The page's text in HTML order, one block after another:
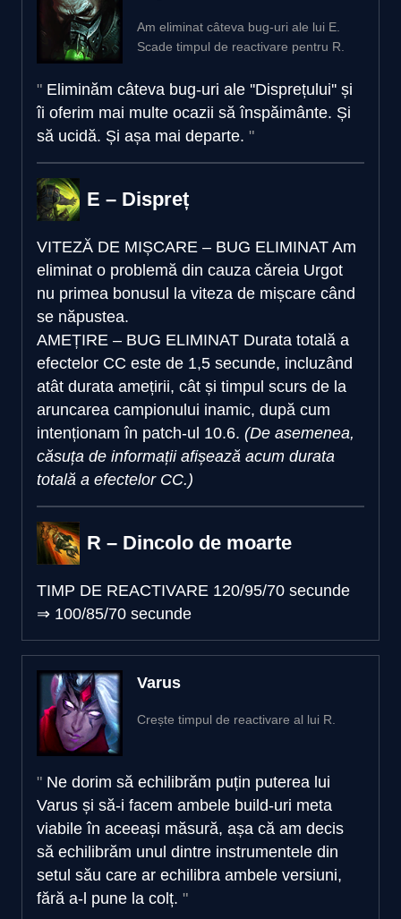
Am eliminat câteva bug-uri ale lui E.
Scade timpul de reactivare pentru R.
Eliminăm câteva bug-uri ale ''Disprețului'' și
îi oferim mai multe ocazii să înspăimânte. Și
să ucidă. Și așa mai departe.
E – Dispreț
VITEZĂ DE MIȘCARE – BUG ELIMINAT Am
eliminat o problemă din cauza căreia Urgot
nu primea bonusul la viteza de mișcare când
se năpustea.
AMEȚIRE – BUG ELIMINAT Durata totală a
efectelor CC este de 1,5 secunde, incluzând
atât durata amețirii, cât și timpul scurs de la
aruncarea campionului inamic, după cum
intenționam în patch-ul 10.6. (De asemenea,
căsuța de informații afișează acum durata
totală a efectelor CC.)
R – Dincolo de moarte
TIMP DE REACTIVARE 120/95/70 secunde
⇒ 100/85/70 secunde
Varus
Crește timpul de reactivare al lui R.
Ne dorim să echilibrăm puțin puterea lui
Varus și să-i facem ambele build-uri meta
viabile în aceeași măsură, așa că am decis
să echilibrăm unul dintre instrumentele din
setul său care ar echilibra ambele versiuni,
fără a-l pune la colț.